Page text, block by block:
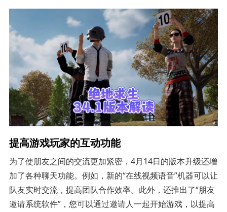
提高游戏玩家的互动功能
为了使朋友之间的交流更加紧密，4月14日的版本升级还增
加了各种聊天功能。例如，新的“在线视频语音”机器可以让
队友实时交流，提高团队合作效率。此外，还推出了“朋友
邀请系统软件”，您可以通过邀请人一起开始游戏，以提高